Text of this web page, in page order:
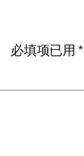
必填项已用*